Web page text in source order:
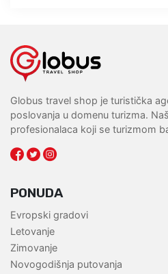
Globus travel shop je turistička
poslovanja u domenu turizma.
profesionalaca koji se turizmom
PONUDA
Evropski gradovi
Letovanje
Zimovanje
Novogodišnja putovanja